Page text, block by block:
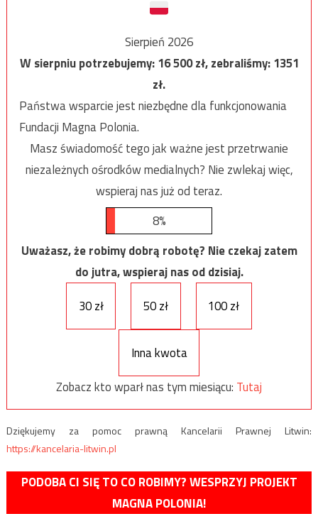
Sierpień 2026
W sierpniu potrzebujemy:16 500zł, zebraliśmy:1351
zł.
Państwa wsparcie jest niezbędne dla funkcjonowania
Fundacji Magna Polonia.
Masz świadomość tego jak ważne jest przetrwanie
niezależnych ośrodków medialnych? Nie zwlekaj więc,
wspieraj nas już od teraz.
8%
Uważasz, że robimy dobrą robotę? Nie czekaj zatem
do jutra, wspieraj nas od dzisiaj.
30 zł
50 zł 100 zł
Inna kwota
Zobacz kto wparł nas tym miesiącu: Tutaj
Dziękujemy za pomoc prawną Kancelarii Prawnej Litwin:
https://kancelaria-litwin.pl
PODOBA CI SIĘ TO CO ROBIMY? WESPRZYJ PROJEKT
MAGNA POLONIA!